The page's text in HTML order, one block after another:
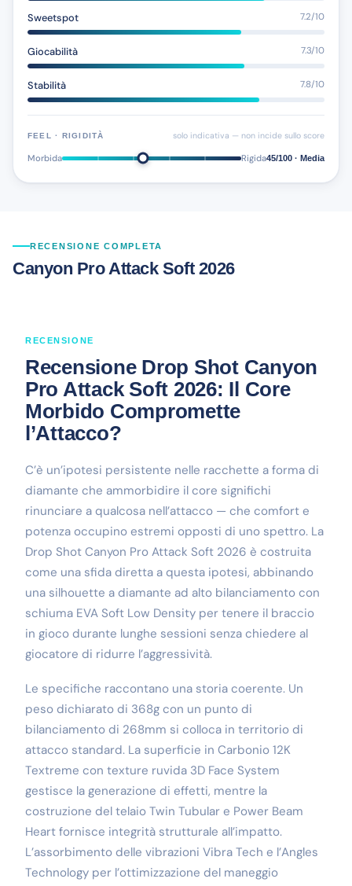
Sweetspot 7.2/10
Giocabilità 7.3/10
Stabilità 7.8/10
FEEL · RIGIDITÀ solo indicativa — non incide sullo score
Morbida Rigida45/100 · Media
RECENSIONE COMPLETA
Canyon Pro Attack Soft 2026
RECENSIONE
Recensione Drop Shot Canyon
Pro Attack Soft 2026: Il Core
Morbido Compromette
l’Attacco?
C’è un’ipotesi persistente nelle racchette a forma di
diamante che ammorbidire il core significhi
rinunciare a qualcosa nell’attacco — che comfort e
potenza occupino estremi opposti di uno spettro. La
Drop Shot Canyon Pro Attack Soft 2026 è costruita
come una sfida diretta a questa ipotesi, abbinando
una silhouette a diamante ad alto bilanciamento con
schiuma EVA Soft Low Density per tenere il braccio
in gioco durante lunghe sessioni senza chiedere al
giocatore di ridurre l’aggressività.
Le specifiche raccontano una storia coerente. Un
peso dichiarato di 368g con un punto di
bilanciamento di 268mm si colloca in territorio di
attacco standard. La superficie in Carbonio 12K
Textreme con texture ruvida 3D Face System
gestisce la generazione di effetti, mentre la
costruzione del telaio Twin Tubular e Power Beam
Heart fornisce integrità strutturale all’impatto.
L’assorbimento delle vibrazioni Vibra Tech e l’Angles
Technology per l’ottimizzazione del maneggio